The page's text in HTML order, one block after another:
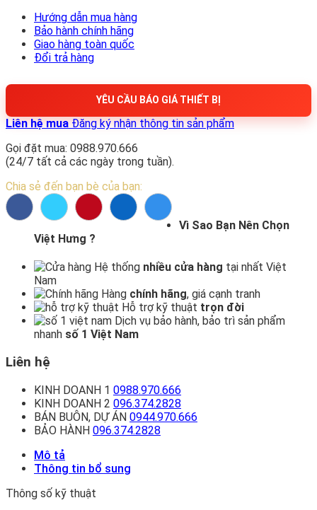
Hướng dẫn mua hàng
Bảo hành chính hãng
Giao hàng toàn quốc
Đổi trả hàng
YÊU CẦU BÁO GIÁ THIẾT BỊ
Liên hệ mua Đăng ký nhận thông tin sản phẩm
Gọi đặt mua: 0988.970.666
(24/7 tất cả các ngày trong tuần).
Chia sẻ đến bạn bè của bạn:
Vì Sao Bạn Nên Chọn
Việt Hưng ?
Hệ thống nhiều cửa hàng tại nhất Việt
Nam
Hàng chính hãng, giá cạnh tranh
Hỗ trợ kỹ thuật trọn đời
Dịch vụ bảo hành, bảo trì sản phẩm
nhanh số 1 Việt Nam
Liên hệ
KINH DOANH 1 0988.970.666
KINH DOANH 2 096.374.2828
BÁN BUÔN, DỰ ÁN 0944.970.666
BẢO HÀNH 096.374.2828
Mô tả
Thông tin bổ sung
Thông số kỹ thuật